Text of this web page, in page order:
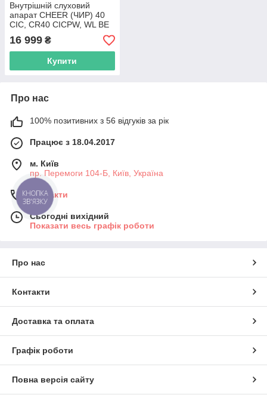
Внутрішній слуховий
апарат CHEER (ЧИР) 40
CIC, CR40 CICPW, WL BE
16 999 ₴
Купити
Про нас
100% позитивних з 56 відгуків за рік
Працює з 18.04.2017
м. Київ
пр. Перемоги 104-Б, Київ, Україна
Контакти
Сьогодні вихідний
Показати весь графік роботи
Про нас
Контакти
Доставка та оплата
Графік роботи
Повна версія сайту
КНОПКА
ЗВ'ЯЗКУ